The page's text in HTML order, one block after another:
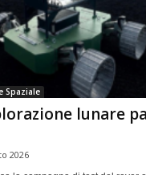
Spaziale
lunare
2026